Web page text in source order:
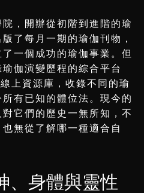
，開辦從初階到進階的瑜
了每月一期的瑜伽刊物，
一個成功的瑜伽事業。但
伽演變歷程的綜合平台
上資源庫，收錄不同的瑜
有已知的體位法。現今的
它們的歷史一無所知，不
無從了解哪一種適合自
、身體與靈性